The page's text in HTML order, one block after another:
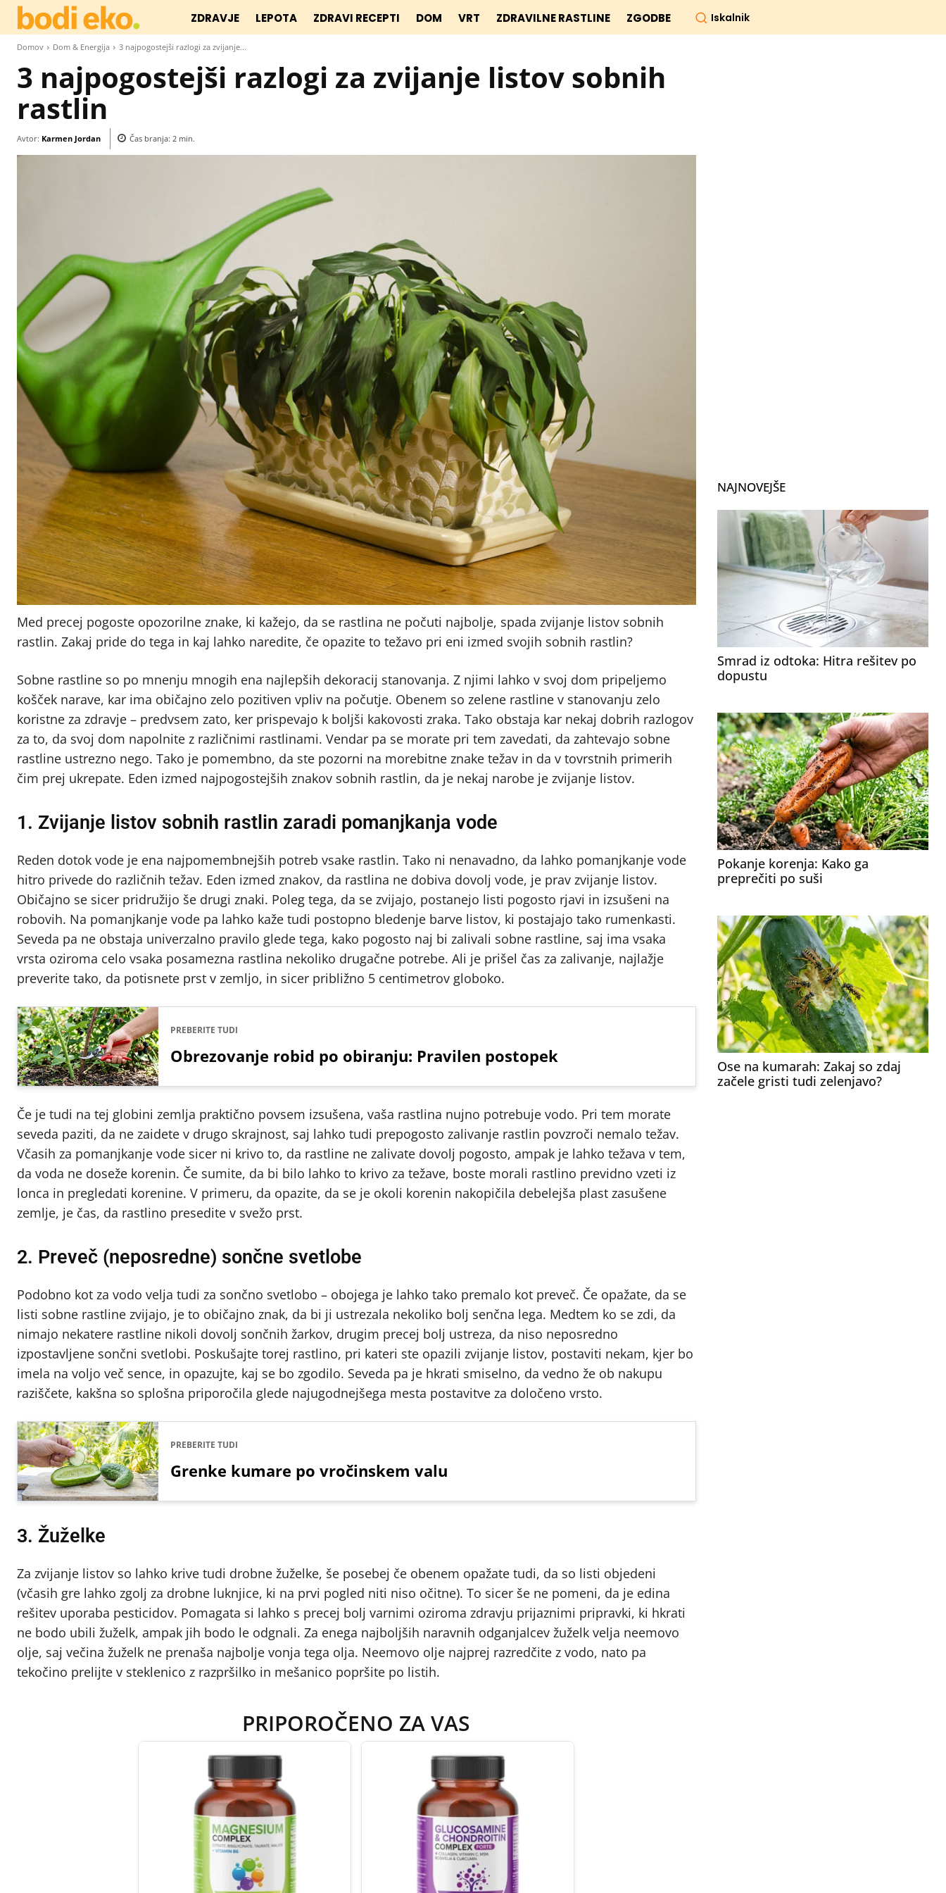
ZDRAVJE LEPOTA ZDRAVI RECEPTI DOM VRT ZDRAVILNE RASTLINE ZGODBE Iskalnik
Domov Dom & Energija 3 najpogostejši razlogi za zvijanje...
3 najpogostejši razlogi za zvijanje listov sobnih
rastlin
Avtor: Karmen Jordan Čas branja: 2 min.
Med precej pogoste opozorilne znake, ki kažejo, da se rastlina ne počuti najbolje, spada zvijanje listov sobnih
rastlin. Zakaj pride do tega in kaj lahko naredite, če opazite to težavo pri eni izmed svojih sobnih rastlin?
Sobne rastline so po mnenju mnogih ena najlepših dekoracij stanovanja. Z njimi lahko v svoj dom pripeljemo
košček narave, kar ima običajno zelo pozitiven vpliv na počutje. Obenem so zelene rastline v stanovanju zelo
koristne za zdravje – predvsem zato, ker prispevajo k boljši kakovosti zraka. Tako obstaja kar nekaj dobrih razlogov
za to, da svoj dom napolnite z različnimi rastlinami. Vendar pa se morate pri tem zavedati, da zahtevajo sobne
rastline ustrezno nego. Tako je pomembno, da ste pozorni na morebitne znake težav in da v tovrstnih primerih
čim prej ukrepate. Eden izmed najpogostejših znakov sobnih rastlin, da je nekaj narobe je zvijanje listov.
1. Zvijanje listov sobnih rastlin zaradi pomanjkanja vode
Reden dotok vode je ena najpomembnejših potreb vsake rastlin. Tako ni nenavadno, da lahko pomanjkanje vode
hitro privede do različnih težav. Eden izmed znakov, da rastlina ne dobiva dovolj vode, je prav zvijanje listov.
Običajno se sicer pridružijo še drugi znaki. Poleg tega, da se zvijajo, postanejo listi pogosto rjavi in izsušeni na
robovih. Na pomanjkanje vode pa lahko kaže tudi postopno bledenje barve listov, ki postajajo tako rumenkasti.
Seveda pa ne obstaja univerzalno pravilo glede tega, kako pogosto naj bi zalivali sobne rastline, saj ima vsaka
vrsta oziroma celo vsaka posamezna rastlina nekoliko drugačne potrebe. Ali je prišel čas za zalivanje, najlažje
preverite tako, da potisnete prst v zemljo, in sicer približno 5 centimetrov globoko.
PREBERITE TUDI
Obrezovanje robid po obiranju: Pravilen postopek
Če je tudi na tej globini zemlja praktično povsem izsušena, vaša rastlina nujno potrebuje vodo. Pri tem morate
seveda paziti, da ne zaidete v drugo skrajnost, saj lahko tudi prepogosto zalivanje rastlin povzroči nemalo težav.
Včasih za pomanjkanje vode sicer ni krivo to, da rastline ne zalivate dovolj pogosto, ampak je lahko težava v tem,
da voda ne doseže korenin. Če sumite, da bi bilo lahko to krivo za težave, boste morali rastlino previdno vzeti iz
lonca in pregledati korenine. V primeru, da opazite, da se je okoli korenin nakopičila debelejša plast zasušene
zemlje, je čas, da rastlino presedite v svežo prst.
2. Preveč (neposredne) sončne svetlobe
Podobno kot za vodo velja tudi za sončno svetlobo – obojega je lahko tako premalo kot preveč. Če opažate, da se
listi sobne rastline zvijajo, je to običajno znak, da bi ji ustrezala nekoliko bolj senčna lega. Medtem ko se zdi, da
nimajo nekatere rastline nikoli dovolj sončnih žarkov, drugim precej bolj ustreza, da niso neposredno
izpostavljene sončni svetlobi. Poskušajte torej rastlino, pri kateri ste opazili zvijanje listov, postaviti nekam, kjer bo
imela na voljo več sence, in opazujte, kaj se bo zgodilo. Seveda pa je hkrati smiselno, da vedno že ob nakupu
raziščete, kakšna so splošna priporočila glede najugodnejšega mesta postavitve za določeno vrsto.
PREBERITE TUDI
Grenke kumare po vročinskem valu
3. Žuželke
Za zvijanje listov so lahko krive tudi drobne žuželke, še posebej če obenem opažate tudi, da so listi objedeni
(včasih gre lahko zgolj za drobne luknjice, ki na prvi pogled niti niso očitne). To sicer še ne pomeni, da je edina
rešitev uporaba pesticidov. Pomagata si lahko s precej bolj varnimi oziroma zdravju prijaznimi pripravki, ki hkrati
ne bodo ubili žuželk, ampak jih bodo le odgnali. Za enega najboljših naravnih odganjalcev žuželk velja neemovo
olje, saj večina žuželk ne prenaša najbolje vonja tega olja. Neemovo olje najprej razredčite z vodo, nato pa
tekočino prelijte v steklenico z razpršilko in mešanico popršite po listih.
PRIPOROČENO ZA VAS
NAJNOVEJŠE
Smrad iz odtoka: Hitra rešitev po
dopustu
Pokanje korenja: Kako ga
preprečiti po suši
Ose na kumarah: Zakaj so zdaj
začele gristi tudi zelenjavo?